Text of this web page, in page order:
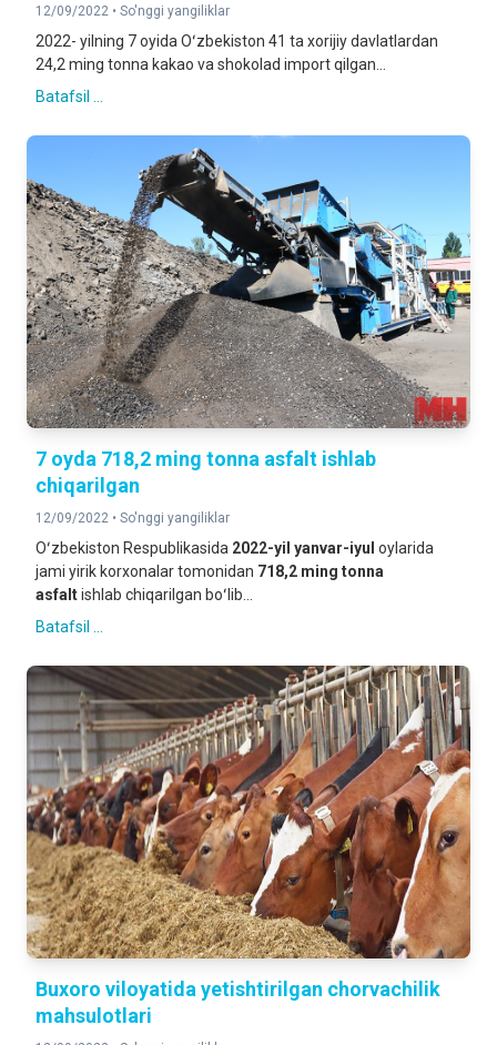
12/09/2022 • So'nggi yangiliklar
2022- yilning 7 oyida Oʻzbekiston 41 ta xorijiy davlatlardan
24,2 ming tonna kakao va shokolad import qilgan...
Batafsil ...
7 oyda 718,2 ming tonna asfalt ishlab
chiqarilgan
12/09/2022 • So'nggi yangiliklar
Oʻzbekiston Respublikasida 2022-yil yanvar-iyul oylarida
jami yirik korxonalar tomonidan 718,2 ming tonna
asfaltishlab chiqarilgan boʻlib...
Batafsil ...
Buxoro viloyatida yetishtirilgan chorvachilik
mahsulotlari